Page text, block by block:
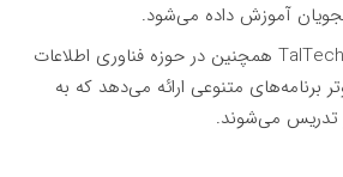
آموزش داده می‌شود.
: TalTech همچنین در حوزه فناوری اطلاعات
برنامه‌های متنوعی ارائه می‌دهد که به
تدریس می‌شوند.